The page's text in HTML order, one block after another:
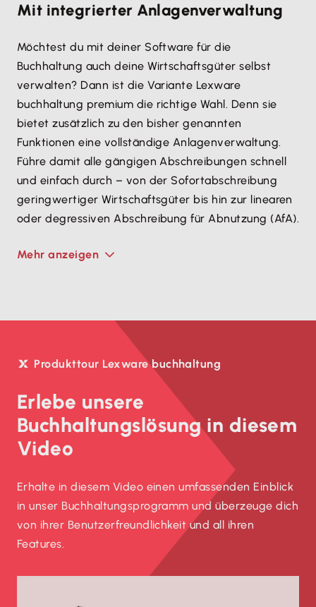
Mit integrierter Anlagenverwaltung
Möchtest du mit deiner Software für die
Buchhaltung auch deine Wirtschaftsgüter selbst
verwalten? Dann ist die Variante Lexware
buchhaltung premium die richtige Wahl. Denn sie
bietet zusätzlich zu den bisher genannten
Funktionen eine vollständige Anlagenverwaltung.
Führe damit alle gängigen Abschreibungen schnell
und einfach durch – von der Sofortabschreibung
geringwertiger Wirtschaftsgüter bis hin zur linearen
oder degressiven Abschreibung für Abnutzung (AfA).
Mehr anzeigen
Produkttour Lexware buchhaltung
Erlebe unsere
Buchhaltungslösung in diesem
Video
Erhalte in diesem Video einen umfassenden Einblick
in unser Buchhaltungsprogramm und überzeuge dich
von ihrer Benutzerfreundlichkeit und all ihren
Features.